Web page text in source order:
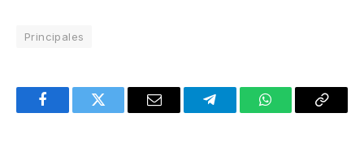
Principales
FacebookTwitter Email TelegramWhatsAppCopy